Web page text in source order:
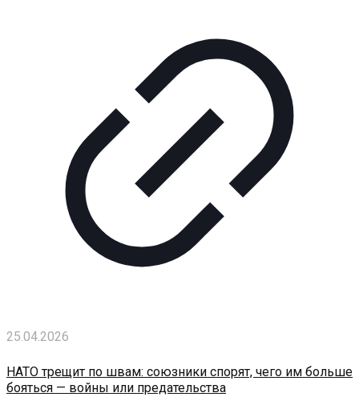
25.04.2026
НАТО трещит по швам: союзники спорят, чего им больше
бояться — войны или предательства